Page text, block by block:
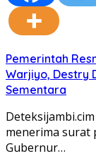
Pemerintah
Warjiyo, Destry
Sementara
menerima surat
Gubernur…